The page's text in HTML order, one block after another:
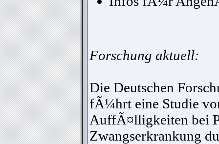
Forschung aktuell:
Die Deutschen
fÃ¼hrt eine Studie
AuffÃ¤lligkeiten bei
Zwangserkrankung